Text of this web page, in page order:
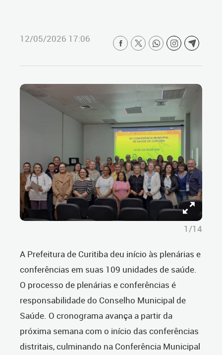
12/05/2026 17:06
1/14
A Prefeitura de Curitiba deu início às plenárias e
conferências em suas 109 unidades de saúde.
O processo de plenárias e conferências é
responsabilidade do Conselho Municipal de
Saúde. O cronograma avança a partir da
próxima semana com o início das conferências
distritais, culminando na Conferência Municipal